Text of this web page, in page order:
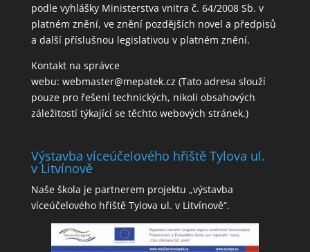
podle vyhlášky Ministerstva vnitra č. 64/2008 Sb. v
platném znění, ve znění pozdějších novel a předpisů
a další příslušnou legislativou v platném znění.
Kontakt na správce
webu: webmaster@mepatek.cz (Tato adresa slouží
pouze pro řešení technických, nikoli obsahových
záležitostí týkající se těchto webových stránek.)
Výstavba víceúčelového hřiště Tylova ul.
v Litvínově
Naše škola je partnerem projektu „výstavba
víceúčelového hřiště Tylova ul. v Litvínově“.